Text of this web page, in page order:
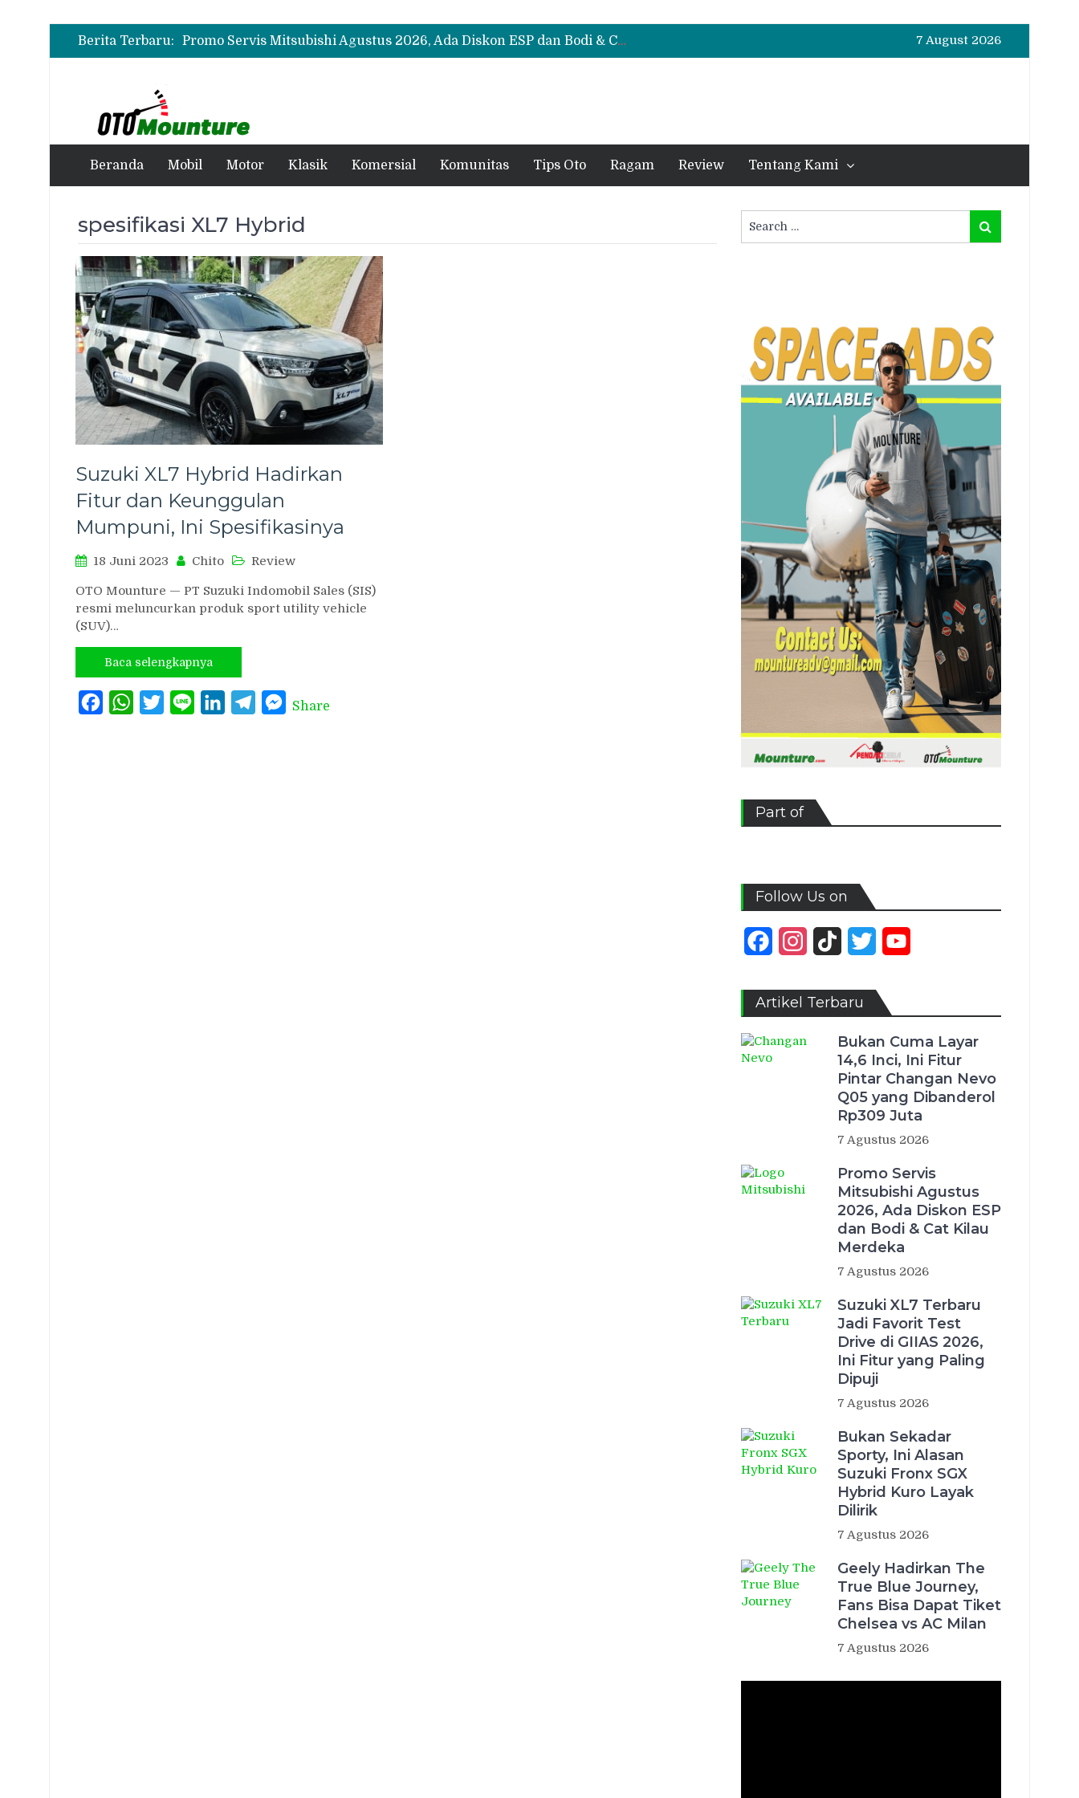
Berita Terbaru:
Bukan Cuma Layar 14,6 Inci, Ini Fitur Pintar Changan Nevo Q05 yang Dibanderol Rp309 Juta
Promo Servis Mitsubishi Agustus 2026, Ada Diskon ESP dan Bodi & Cat Kilau Merdeka
Suzuki XL7 Terbaru Jadi Favorit Test Drive di GIIAS 2026, Ini Fitur yang Paling Dipuji
7 August 2026
Beranda Mobil Motor Klasik Komersial Komunitas Tips Oto Ragam Review Tentang Kami
spesifikasi XL7 Hybrid
Suzuki XL7 Hybrid Hadirkan
Fitur dan Keunggulan
Mumpuni, Ini Spesifikasinya
18 Juni 2023 Chito Review
OTO Mounture — PT Suzuki Indomobil Sales (SIS)
resmi meluncurkan produk sport utility vehicle
(SUV)…
Baca selengkapnya
FacebookWhatsAppTwitterLine LinkedInTelegramMessenger
Share
for:
Search
Part of
Follow Us on
FacebookInstagram
TikTok Twitter
Artikel Terbaru
Bukan Cuma Layar
14,6 Inci, Ini Fitur
Pintar Changan Nevo
Q05 yang Dibanderol
Rp309 Juta
7 Agustus 2026
Promo Servis
Mitsubishi Agustus
2026, Ada Diskon ESP
dan Bodi & Cat Kilau
Merdeka
7 Agustus 2026
Suzuki XL7 Terbaru
Jadi Favorit Test
Drive di GIIAS 2026,
Ini Fitur yang Paling
Dipuji
7 Agustus 2026
Bukan Sekadar
Sporty, Ini Alasan
Suzuki Fronx SGX
Hybrid Kuro Layak
Dilirik
7 Agustus 2026
Geely Hadirkan The
True Blue Journey,
Fans Bisa Dapat Tiket
Chelsea vs AC Milan
7 Agustus 2026